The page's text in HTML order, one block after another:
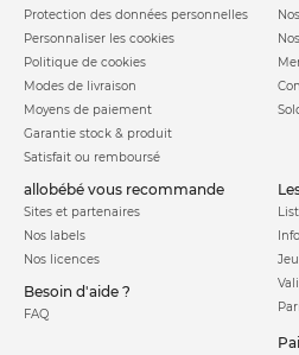
Protection des données personnelles
Personnaliser les cookies
Politique de cookies
Modes de livraison
Moyens de paiement
Garantie stock & produit
Satisfait ou remboursé
allobébé vous recommande
Sites et partenaires
Nos labels
Nos licences
Besoin d'aide ?
FAQ